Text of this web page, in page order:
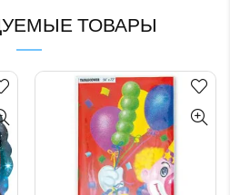
ТОВАРЫ